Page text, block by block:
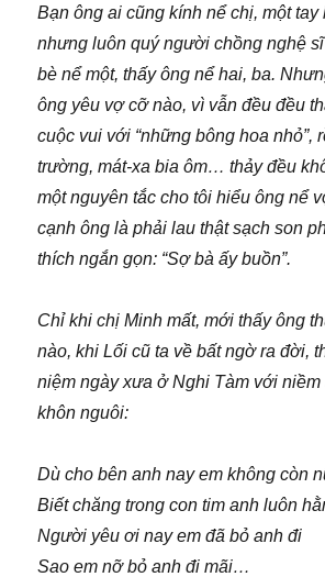
Bạn ông ai cũng kính nể chị, một tay
nhưng luôn quý người chồng nghệ
bè nể một, thấy ông nể hai, ba.
ông yêu vợ cỡ nào, vì vẫn đều đều
cuộc vui với “những bông hoa nhỏ”,
trường, mát-xa bia ôm… thảy đều
một nguyên tắc cho tôi hiểu ông nể
cạnh ông là phải lau thật sạch son
thích ngắn gọn: “Sợ bà ấy buồn”.
Chỉ khi chị Minh mất, mới thấy ông
nào, khi Lối cũ ta về bất ngờ ra đời,
niệm ngày xưa ở Nghi Tàm với
khôn nguôi:
Dù cho bên anh nay em không còn
Biết chăng trong con tim anh luôn
Người yêu ơi nay em đã bỏ anh đi
Sao em nỡ bỏ anh đi mãi…